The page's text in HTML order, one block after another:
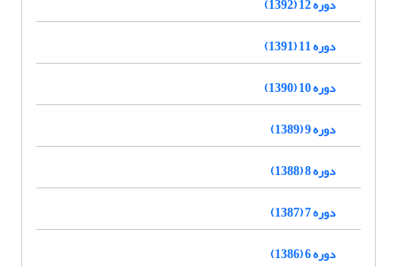
دوره 11 (1391)
دوره 10 (1390)
دوره 9 (1389)
دوره 8 (1388)
دوره 7 (1387)
دوره 6 (1386)